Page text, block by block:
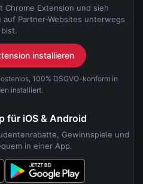
Chrome Extension und sieh
Partner-Websites unterwegs
bist.
installieren
100% DSGVO-konform in
installiert.
für iOS & Android
Gewinnspiele und
in einer App.